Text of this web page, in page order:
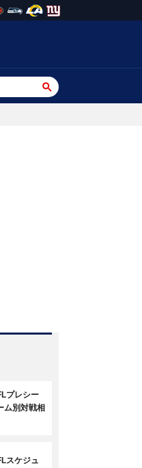
プレシー
ム別対戦相
スケジュ